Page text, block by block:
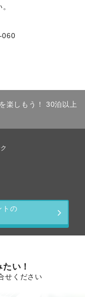
060
楽しもう！ 30泊以上
トの
い！
せください